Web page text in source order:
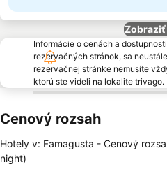
Zobraziť
Informácie o cenách a
rezervačných stránok, sa
rezervačnej stránke nemusíte
ktorú ste videli na lokalite trivago.
Cenový rozsah
Hotely v: Famagusta - Cenový
night)